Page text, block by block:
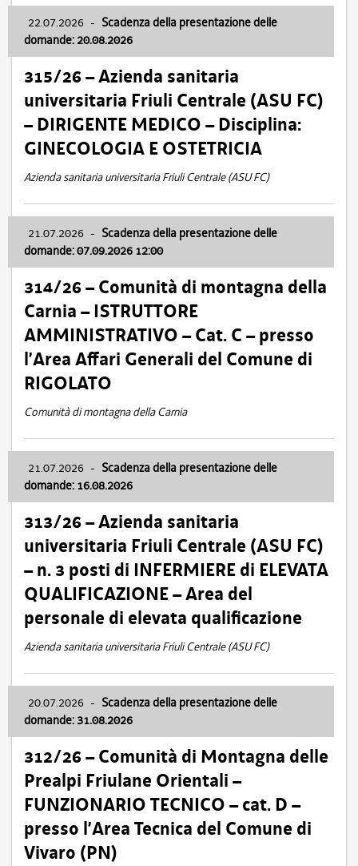
22.07.2026 - Scadenza della presentazione delle
domande: 20.08.2026
315/26 – Azienda sanitaria
universitaria Friuli Centrale (ASU FC)
– DIRIGENTE MEDICO – Disciplina:
GINECOLOGIA E OSTETRICIA
Azienda sanitaria universitaria Friuli Centrale (ASU FC)
21.07.2026 - Scadenza della presentazione delle
domande: 07.09.2026 12:00
314/26 – Comunità di montagna della
Carnia – ISTRUTTORE
AMMINISTRATIVO – Cat. C – presso
l’Area Affari Generali del Comune di
RIGOLATO
Comunità di montagna della Carnia
21.07.2026 - Scadenza della presentazione delle
domande: 16.08.2026
313/26 – Azienda sanitaria
universitaria Friuli Centrale (ASU FC)
– n. 3 posti di INFERMIERE di ELEVATA
QUALIFICAZIONE – Area del
personale di elevata qualificazione
Azienda sanitaria universitaria Friuli Centrale (ASU FC)
20.07.2026 - Scadenza della presentazione delle
domande: 31.08.2026
312/26 – Comunità di Montagna delle
Prealpi Friulane Orientali –
FUNZIONARIO TECNICO – cat. D –
presso l’Area Tecnica del Comune di
Vivaro (PN)